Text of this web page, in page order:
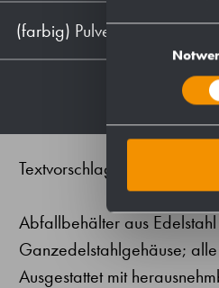
(farbig) Pulver-beschichtet
Textvorschlag für
Abfallbehälter aus
Ganzedelstahlgehäuse;
Ausgestattet mit